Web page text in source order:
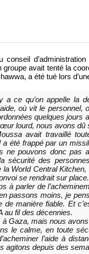
d’administration
avait tenté la
a été tué lors
ce qu’on appelle la
où vit le
quelques jours
lourd, nous avons
avait travaillé
été frappé par un
ne pouvons donc pas
sécurité des
World Central
se rendrait sur place.
à parler de
passons moins, je
de manière fiable. Et
au fil des décennies.
Gaza, mais nous
le calme, en toute
l’aide à
agitons depuis des